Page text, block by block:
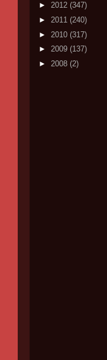
► 2012 (347)
► 2011 (240)
► 2010 (317)
► 2009 (137)
► 2008 (2)